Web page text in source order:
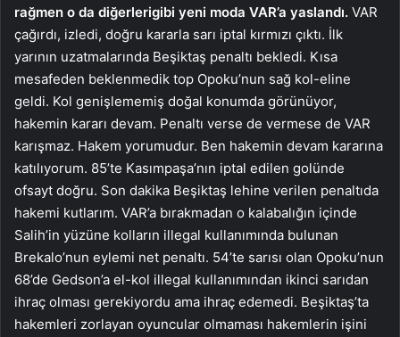
rağmen o da diğerlerigibi yeni moda VAR’a yaslandı. VAR
çağırdı, izledi, doğru kararla sarı iptal kırmızı çıktı. İlk
yarının uzatmalarında Beşiktaş penaltı bekledi. Kısa
mesafeden beklenmedik top Opoku’nun sağ kol-eline
geldi. Kol genişlememiş doğal konumda görünüyor,
hakemin kararı devam. Penaltı verse de vermese de VAR
karışmaz. Hakem yorumudur. Ben hakemin devam kararına
katılıyorum. 85’te Kasımpaşa’nın iptal edilen golünde
ofsayt doğru. Son dakika Beşiktaş lehine verilen penaltıda
hakemi kutlarım. VAR’a bırakmadan o kalabalığın içinde
Salih’in yüzüne kolların illegal kullanımında bulunan
Brekalo’nun eylemi net penaltı. 54’te sarısı olan Opoku’nun
68’de Gedson’a el-kol illegal kullanımından ikinci sarıdan
ihraç olması gerekiyordu ama ihraç edemedi. Beşiktaş’ta
hakemleri zorlayan oyuncular olmaması hakemlerin işini